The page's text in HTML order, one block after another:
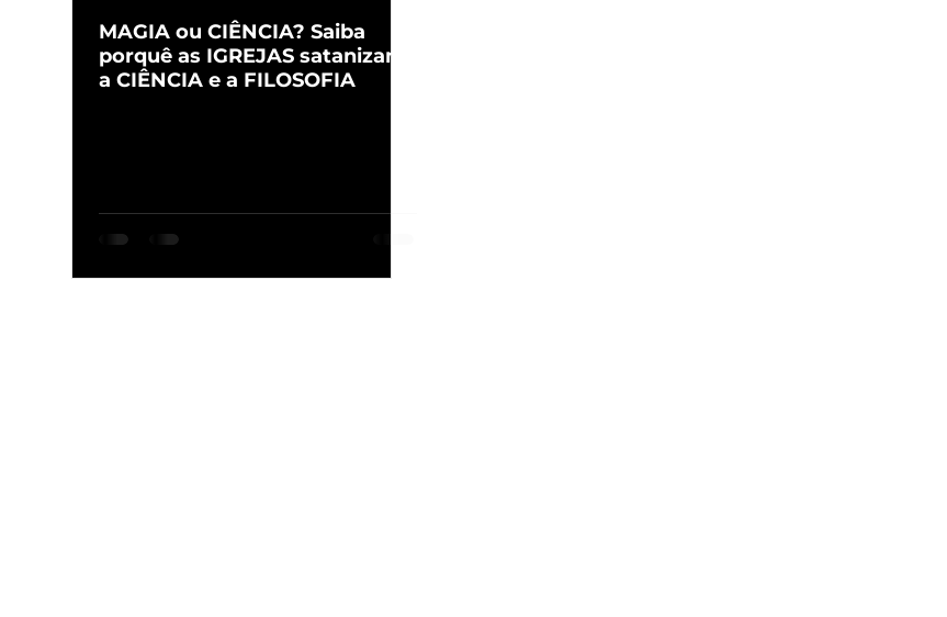
MAGIA ou CIÊNCIA? Saiba
porquê as IGREJAS satanizam
a CIÊNCIA e a FILOSOFIA